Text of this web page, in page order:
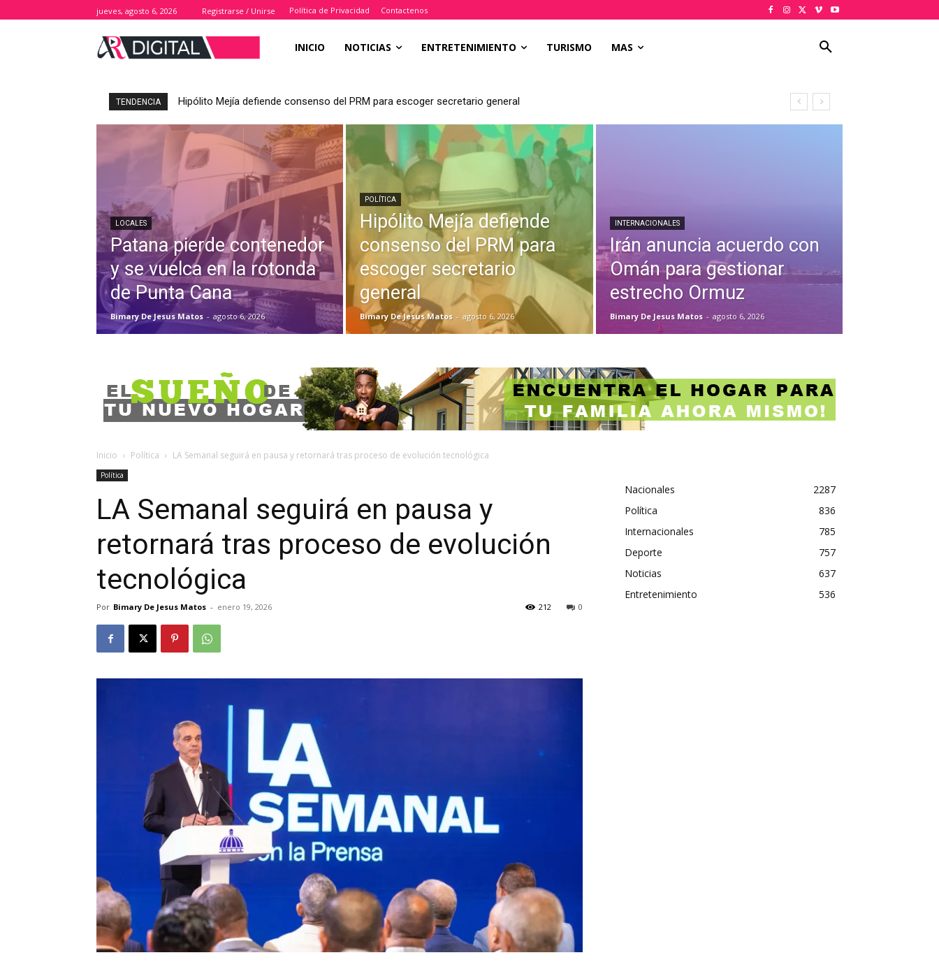
jueves, agosto 6, 2026 Registrarse / Unirse Política de Privacidad Contactenos
INICIO NOTICIAS ENTRETENIMIENTO TURISMO MAS
TENDENCIA Hipólito Mejía defiende consenso del PRM para escoger secretario general
LOCALES
Patana pierde contenedor
y se vuelca en la rotonda
de Punta Cana
Bimary De Jesus Matos - agosto 6, 2026
POLÍTICA
Hipólito Mejía defiende
consenso del PRM para
escoger secretario
general
Bimary De Jesus Matos - agosto 6, 2026
INTERNACIONALES
Irán anuncia acuerdo con
Omán para gestionar
estrecho Ormuz
Bimary De Jesus Matos - agosto 6, 2026
Inicio Política LA Semanal seguirá en pausa y retornará tras proceso de evolución tecnológica
Política
LA Semanal seguirá en pausa y
retornará tras proceso de evolución
tecnológica
Por Bimary De Jesus Matos - enero 19, 2026 0
212
Nacionales
2287
Política
836
Internacionales
785
Deporte
757
Noticias
637
Entretenimiento
536